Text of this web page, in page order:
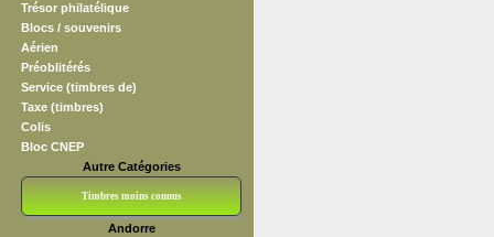
Trésor philatélique
Blocs / souvenirs
Aérien
Préoblitérés
Service (timbres de)
Taxe (timbres)
Colis
Bloc CNEP
Autre Catégories
Timbres moins connus
Andorre